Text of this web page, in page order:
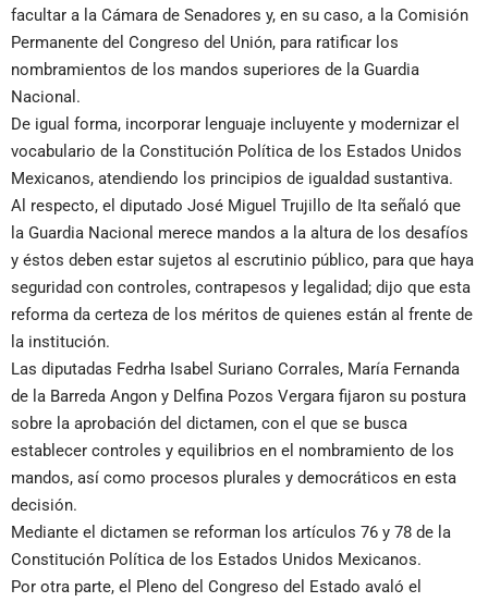
facultar a la Cámara de Senadores y, en su caso, a la Comisión
Permanente del Congreso del Unión, para ratificar los
nombramientos de los mandos superiores de la Guardia
Nacional.
De igual forma, incorporar lenguaje incluyente y modernizar el
vocabulario de la Constitución Política de los Estados Unidos
Mexicanos, atendiendo los principios de igualdad sustantiva.
Al respecto, el diputado José Miguel Trujillo de Ita señaló que
la Guardia Nacional merece mandos a la altura de los desafíos
y éstos deben estar sujetos al escrutinio público, para que haya
seguridad con controles, contrapesos y legalidad; dijo que esta
reforma da certeza de los méritos de quienes están al frente de
la institución.
Las diputadas Fedrha Isabel Suriano Corrales, María Fernanda
de la Barreda Angon y Delfina Pozos Vergara fijaron su postura
sobre la aprobación del dictamen, con el que se busca
establecer controles y equilibrios en el nombramiento de los
mandos, así como procesos plurales y democráticos en esta
decisión.
Mediante el dictamen se reforman los artículos 76 y 78 de la
Constitución Política de los Estados Unidos Mexicanos.
Por otra parte, el Pleno del Congreso del Estado avaló el